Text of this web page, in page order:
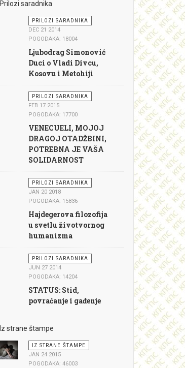
Prilozi saradnika
PRILOZI SARADNIKA
DEC 21 2014
POGODAKA: 18004
Ljubodrag Simonović
Duci o Vladi Divcu,
Kosovu i Metohiji
PRILOZI SARADNIKA
FEB 17 2015
POGODAKA: 17700
VENECUELI, MOJOJ
DRAGOJ OTADŽBINI,
POTREBNA JE VAŠA
SOLIDARNOST
PRILOZI SARADNIKA
JAN 20 2018
POGODAKA: 15836
Hajdegerova filozofija
u svetlu životvornog
humanizma
PRILOZI SARADNIKA
JUN 27 2014
POGODAKA: 14204
STATUS: Stid,
povraćanje i gađenje
Iz strane štampe
IZ STRANE ŠTAMPE
JAN 24 2015
POGODAKA: 46003